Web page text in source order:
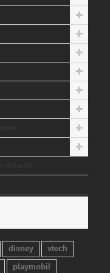
disney
vtech
playmobil